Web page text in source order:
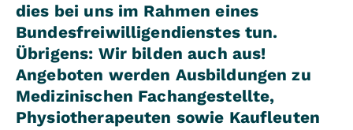
dies bei uns im Rahmen eines
Bundesfreiwilligendienstes tun.
Übrigens: Wir bilden auch aus!
Angeboten werden Ausbildungen zu
Medizinischen Fachangestellte,
Physiotherapeuten sowie Kaufleuten